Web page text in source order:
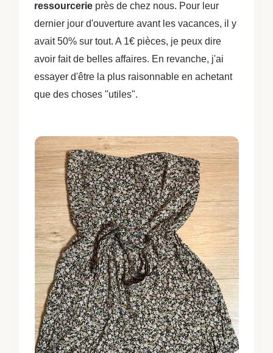
ressourcerie près de chez nous. Pour leur
dernier jour d'ouverture avant les vacances, il y
avait 50% sur tout. A 1€ pièces, je peux dire
avoir fait de belles affaires. En revanche, j'ai
essayer d'être la plus raisonnable en achetant
que des choses "utiles".